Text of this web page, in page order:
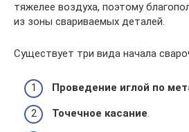
тяжелее воздуха, поэтому
из зоны свариваемых деталей.
Существует три вида начала
Проведение иглой по
Точечное касание.